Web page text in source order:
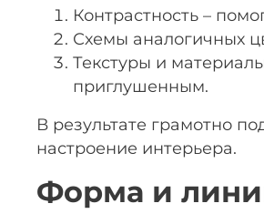
Контрастность –
Схемы аналогичных
Текстуры и
приглушенным.
В результате грамотно
настроение интерьера.
Форма и